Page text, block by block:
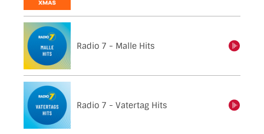
Radio 7 - Malle Hits
Radio 7 - Vatertag Hits